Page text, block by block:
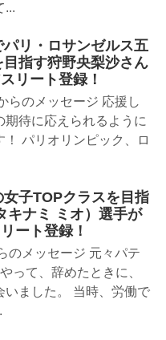
...
パリ・ロサンゼルス五
指す狩野央梨沙さん
リート登録！
らのメッセージ 応援し
期待に応えられるように
！ パリオリンピック、ロ
子TOPクラスを目指
キナミ ミオ）選手が
ート登録！
のメッセージ 元々パテ
って、辞めたときに、
いました。 当時、労働で